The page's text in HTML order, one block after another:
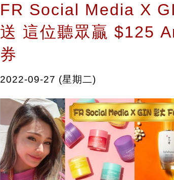
FR Social Media X
送 這位聽眾贏 $125
券
2022-09-27 (星期二)